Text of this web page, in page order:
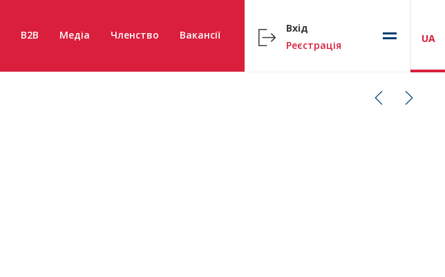
B2B Медіа Членство Вакансії
Вхід
Реєстрація
UA